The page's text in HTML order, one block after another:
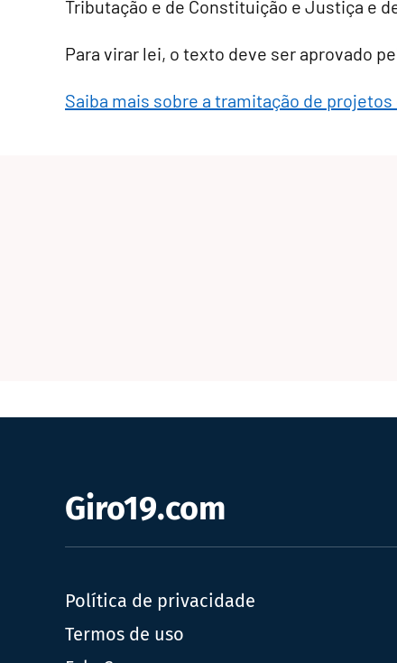
Tributação e de Constituição e Justiça e
Para virar lei, o texto deve ser aprovado
Saiba mais sobre a tramitação de projetos
Giro19.com
Política de privacidade
Termos de uso